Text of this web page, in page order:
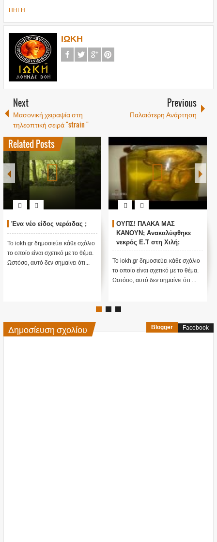
ΠΗΓΗ
ΙΩΚΗ
Next
Μασονική χειραψία στη
τηλεοπτική σειρά "strain "
Previous
Παλαιότερη Ανάρτηση
Related Posts
Ένα νέο είδος νεράιδας ;
Το iokh.gr δημοσιεύει κάθε σχόλιο
το οποίο είναι σχετικό με το θέμα.
Ωστόσο, αυτό δεν σημαίνει ότι...
ΟΥΠΣ! ΠΛΑΚΑ ΜΑΣ
ΚΑΝΟΥΝ; Ανακαλύφθηκε
νεκρός E.T στη Χιλή;
(Βίντεο)
Το iokh.gr δημοσιεύει κάθε σχόλιο
το οποίο είναι σχετικό με το θέμα.
Ωστόσο, αυτό δεν σημαίνει ότι ...
Δημοσίευση σχολίου Blogger Facebook